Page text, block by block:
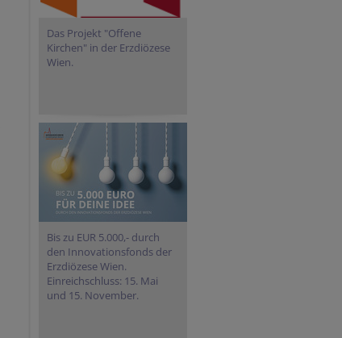
Das Projekt "Offene
Kirchen" in der Erzdiözese
Wien.
Bis zu EUR 5.000,- durch
den Innovationsfonds der
Erzdiözese Wien.
Einreichschluss: 15. Mai
und 15. November.